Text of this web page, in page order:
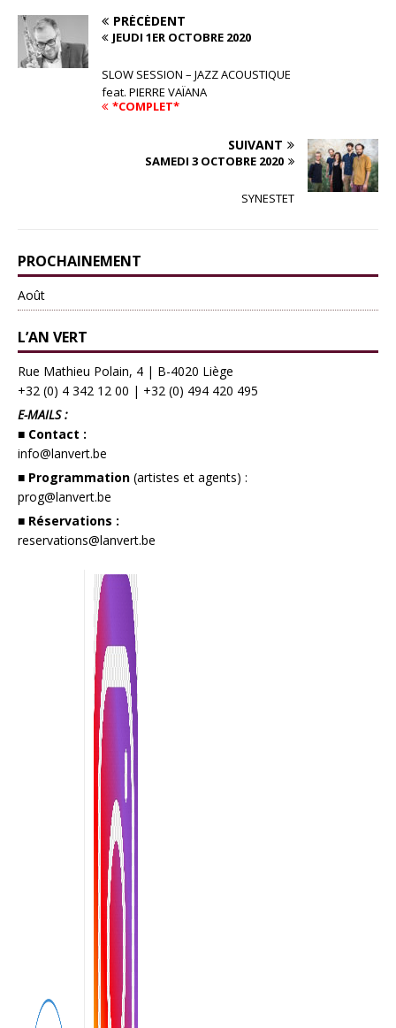
PRÉCÉDENT
JEUDI 1ER OCTOBRE 2020
SLOW SESSION – JAZZ ACOUSTIQUE
feat. PIERRE VAÏANA
*COMPLET*
SUIVANT
SAMEDI 3 OCTOBRE 2020
SYNESTET
PROCHAINEMENT
Août
L’AN VERT
Rue Mathieu Polain, 4 | B-4020 Liège
+32 (0) 4 342 12 00 | +32 (0) 494 420 495
E-MAILS :
■ Contact :
info@lanvert.be
■ Programmation (artistes et agents) :
prog@lanvert.be
■ Réservations :
reservations@lanvert.be